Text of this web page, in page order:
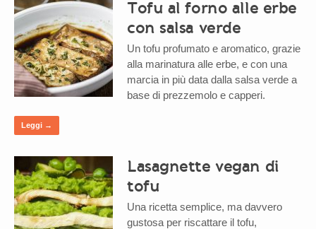
Tofu al forno alle erbe
con salsa verde
Un tofu profumato e aromatico, grazie
alla marinatura alle erbe, e con una
marcia in più data dalla salsa verde a
base di prezzemolo e capperi.
Leggi →
Lasagnette vegan di
tofu
Una ricetta semplice, ma davvero
gustosa per riscattare il tofu,